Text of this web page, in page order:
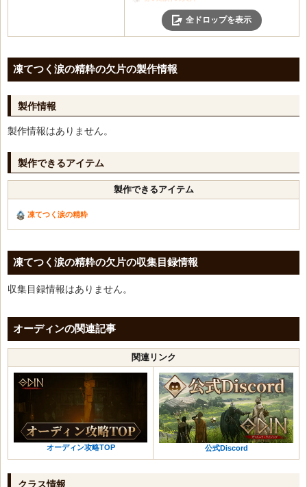
ウルフバートの剣・盾
ウルフバートの大剣
空虚の支配者の兜
ヤールンサクサの首飾り
ヤールンサクサの耳飾り
亡者の叫びの斧・盾
亡者の叫びの戦斧
亡者の叫びの魔法球
亡者の叫びのワンド
亡者の叫びの弓
亡者の叫びの短剣
亡者の叫びの杖
謎の結晶
[希少]スキル教本:ウォリアー
[希少]スキル教本:ローグ
信仰の魔法球
焦げたベルト
研磨石
銀色の精粋の欠片
凍てつく涙の精粋の欠片
精製済みの白銀の精粋の欠片
グラムの斧・盾
グラムの杖
グラムのメイス・盾
グラムの双斧
英雄のマント
アンドヴァリの防具レシピの切れ端
アンドヴァリの装飾品レシピの切れ端
眩いルーンボックス
牙の団の大剣
牙の団の魔法球
牙の団のワンド
牙の団の弓
牙の団の短剣
全ドロップを表示
凍てつく涙の精粋の欠片の製作情報
製作情報
製作情報はありません。
製作できるアイテム
製作できるアイテム
凍てつく涙の精粋
凍てつく涙の精粋の欠片の収集目録情報
収集目録情報はありません。
オーディンの関連記事
関連リンク
オーディン攻略TOP 公式Discord
クラス情報